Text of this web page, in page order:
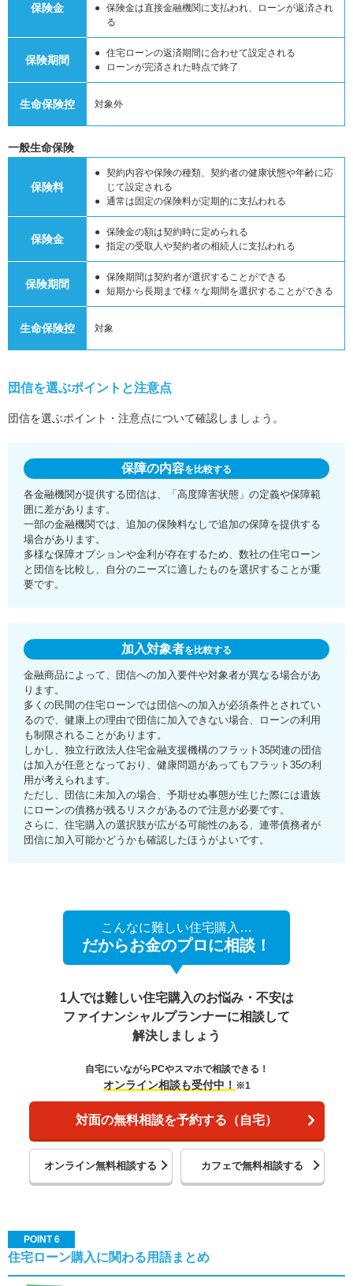
保険金
保険金は直接金融機関に支払われ、ローンが返済され
る
保険期間
住宅ローンの返済期間に合わせて設定される
ローンが完済された時点で終了
生命保険控 対象外
一般生命保険
保険料
契約内容や保険の種類、契約者の健康状態や年齢に応
じて設定される
通常は固定の保険料が定期的に支払われる
保険金
保険金の額は契約時に定められる
指定の受取人や契約者の相続人に支払われる
保険期間
保険期間は契約者が選択することができる
短期から長期まで様々な期間を選択することができる
生命保険控 対象
団信を選ぶポイントと注意点
団信を選ぶポイント・注意点について確認しましょう。
保障の内容を比較する
各金融機関が提供する団信は、「高度障害状態」の定義や保障範
囲に差があります。
一部の金融機関では、追加の保険料なしで追加の保障を提供する
場合があります。
多様な保障オプションや金利が存在するため、数社の住宅ローン
と団信を比較し、自分のニーズに適したものを選択することが重
要です。
加入対象者を比較する
金融商品によって、団信への加入要件や対象者が異なる場合があ
ります。
多くの民間の住宅ローンでは団信への加入が必須条件とされてい
るので、健康上の理由で団信に加入できない場合、ローンの利用
も制限されることがあります。
しかし、独立行政法人住宅金融支援機構のフラット35関連の団信
は加入が任意となっており、健康問題があってもフラット35の利
用が考えられます。
ただし、団信に未加入の場合、予期せぬ事態が生じた際には遺族
にローンの債務が残るリスクがあるので注意が必要です。
さらに、住宅購入の選択肢が広がる可能性のある、連帯債務者が
団信に加入可能かどうかも確認したほうがよいです。
こんなに難しい住宅購入…
だからお金のプロに相談！
1人では難しい住宅購入のお悩み・不安は
ファイナンシャルプランナーに相談して
解決しましょう
自宅にいながらPCやスマホで相談できる！
オンライン相談も受付中！ ※1
対面の無料相談を予約する（自宅）
オンライン無料相談する カフェで無料相談する
POINT 6
住宅ローン購入に関わる用語まとめ